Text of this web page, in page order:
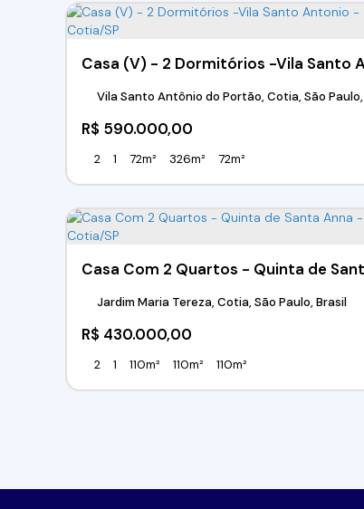
R$ 590.000,00
Vila Santo Antônio do Portão, Cotia, São
2 1 72m² 326m² 72m²
R$ 430.000,00
Jardim Maria Tereza, Cotia, São Paulo, Brasil
2 1 110m² 110m² 110m²